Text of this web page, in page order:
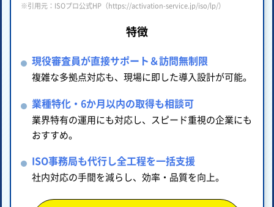
※引用元：ISOプロ公式HP（https://activation-service.jp/iso/lp/）
特徴
現役審査員が直接サポート＆訪問無制限
複雑な多拠点対応も、現場に即した導入設計が可能。
業種特化・6か月以内の取得も相談可
業界特有の運用にも対応し、スピード重視の企業にも
おすすめ。
ISO事務局も代行し全工程を一括支援
社内対応の手間を減らし、効率・品質を向上。